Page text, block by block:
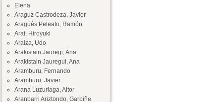
Elena
Araguz Castrodeza, Javier
Aragüés Peleato, Ramón
Arai, Hiroyuki
Araiza, Udo
Arakistain Jauregi, Ana
Arakistain Jauregui, Ana
Aramburu, Fernando
Aramburu, Javier
Arana Luzuriaga, Aitor
Aranbarri Ariztondo, Garbiñe